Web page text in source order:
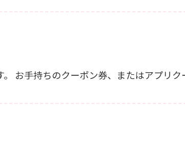
６・７・８・９月がお誕生日の会員様が対象となります。 お手持ちのクー